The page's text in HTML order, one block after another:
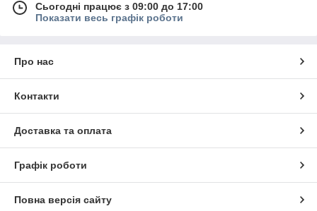
Сьогодні працює з 09:00 до 17:00
Показати весь графік роботи
Про нас
Контакти
Доставка та оплата
Графік роботи
Повна версія сайту